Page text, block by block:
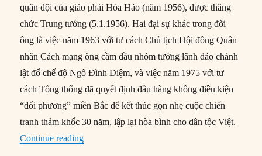
quân đội của giáo phái Hòa Hảo (năm 1956), được thăng
chức Trung tướng (5.1.1956). Hai đại sự khác trong đời
ông là việc năm 1963 với tư cách Chủ tịch Hội đồng Quân
nhân Cách mạng ông cầm đầu nhóm tướng lãnh đảo chánh
lật đổ chế độ Ngô Đình Diệm, và việc năm 1975 với tư
cách Tổng thống đã quyết định đầu hàng không điều kiện
“đối phương” miền Bắc để kết thúc gọn nhẹ cuộc chiến
tranh thảm khốc 30 năm, lập lại hòa bình cho dân tộc Việt.
Continue reading“Tản mạn về nhân vật lịch sử Dương Văn